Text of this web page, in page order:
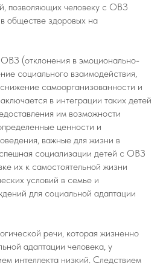
позволяющих человеку с ОВЗ
обществе здоровых на
(отклонения в эмоционально-
социального взаимодействия,
самоорганизованности и
в интеграции таких детей
им возможности
ценности и
важные для жизни в
социализации детей с ОВЗ
их к самостоятельной жизни
условий в семье и
для социальной адаптации
речи, которая жизненно
адаптации человека, у
интеллекта низкий. Следствием